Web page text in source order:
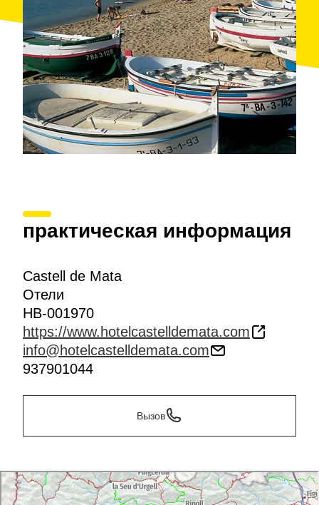
практическая информация
Castell de Mata
Отели
HB-001970
https://www.hotelcastelldemata.com
info@hotelcastelldemata.com
937901044
Вызов